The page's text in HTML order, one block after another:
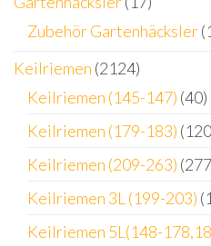
Zubehör Gartenhäcksler
Keilriemen (2124)
Keilriemen (145-147) (40)
Keilriemen (179-183)
Keilriemen (209-263)
Keilriemen 3L (199-203)
Keilriemen 5L(148-